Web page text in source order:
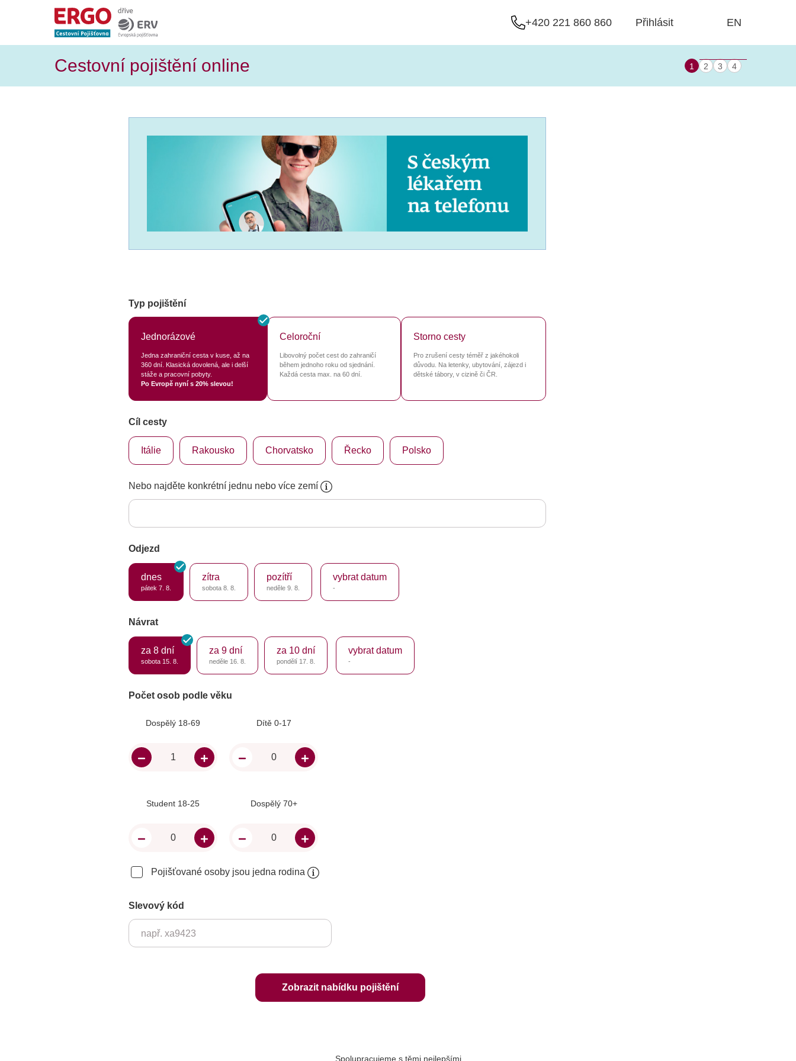
+420 221 860 860 Přihlásit EN
Cestovní pojištění online
Typ pojištění
Jednorázové
Jedna zahraniční cesta v kuse, až na
360 dní. Klasická dovolená, ale i delší
stáže a pracovní pobyty.
Po Evropě nyní s 20% slevou!
Celoroční
Libovolný počet cest do zahraničí
během jednoho roku od sjednání.
Každá cesta max. na 60 dní.
Storno cesty
Pro zrušení cesty téměř z jakéhokoli
důvodu. Na letenky, ubytování, zájezd i
dětské tábory, v cizině či ČR.
Cíl cesty
Itálie Rakousko Chorvatsko Řecko Polsko
Nebo najděte konkrétní jednu nebo více zemí
Odjezd
dnes
pátek 7. 8.
zítra
sobota 8. 8.
pozítří
neděle 9. 8.
vybrat datum
-
Návrat
za 8 dní
sobota 15. 8.
za 9 dní
neděle 16. 8.
za 10 dní
pondělí 17. 8.
vybrat datum
-
Počet osob podle věku
Dospělý 18-69 Dítě 0-17
Student 18-25 Dospělý 70+
Pojišťované osoby jsou jedna rodina
Slevový kód
Zobrazit nabídku pojištění
Spolupracujeme s těmi nejlepšími